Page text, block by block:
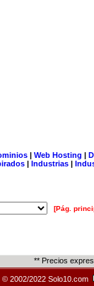
| Web Hosting |
| Industrias |
[Pág.
** Precios
© 2002/2022 Solo10.com